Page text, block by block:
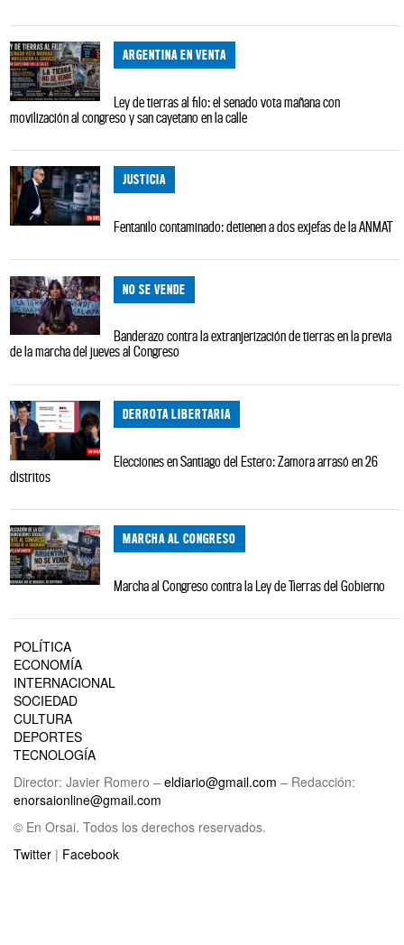
ARGENTINA EN VENTA
Ley de tierras al filo: el senado vota mañana con
movilización al congreso y san cayetano en la calle
JUSTICIA
Fentanilo contaminado: detienen a dos exjefas de la ANMAT
NO SE VENDE
Banderazo contra la extranjerización de tierras en la previa
de la marcha del jueves al Congreso
DERROTA LIBERTARIA
Elecciones en Santiago del Estero: Zamora arrasó en 26
distritos
MARCHA AL CONGRESO
Marcha al Congreso contra la Ley de Tierras del Gobierno
POLÍTICA
ECONOMÍA
INTERNACIONAL
SOCIEDAD
CULTURA
DEPORTES
TECNOLOGÍA
Director: Javier Romero – eldiario@gmail.com – Redacción:
enorsaionline@gmail.com
© En Orsai. Todos los derechos reservados.
Twitter | Facebook